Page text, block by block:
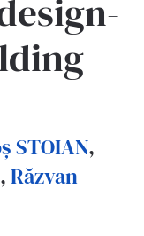
STOIAN,
,Răzvan